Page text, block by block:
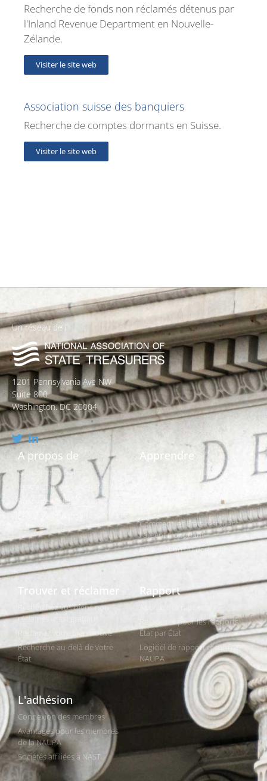
Recherche de fonds non réclamés détenus par
l'Inland Revenue Department en Nouvelle-
Zélande.
Visiter le site web
Association suisse des banquiers
Recherche de comptes dormants en Suisse.
Visiter le site web
Un réseau de l
1201 Pennsylvania Ave NW
Suite 800
Washington, DC 20004
A propos de
Qui sommes-nous ?
Leadership et plan stratégique
Politiques et législation
Apprendre
Qu'est-ce qu'un bien non
La recherche est-elle vraiment
Comment les États restituent
l'argent manquant
Réclamation ou déclaration
Trouver et réclamer
Recherchez vos biens non
réclamés (c'est gratuit)
Réclamez votre bien trouvé
Recherche au-delà de votre
État
Rapport
Ressource pour les rapports
État par État
Logiciel de rapport et format
NAUPA
L'adhésion
Connexion des membres
Avantages pour les membres
de la NAUPA
Sociétés affiliées à NAST